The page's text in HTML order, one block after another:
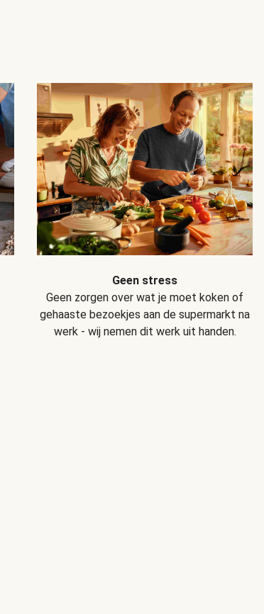
Geen stress
Geen zorgen over wat je moet koken of
gehaaste bezoekjes aan de supermarkt na
werk - wij nemen dit werk uit handen.